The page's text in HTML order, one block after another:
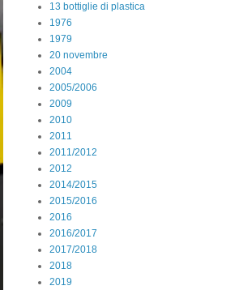
13 bottiglie di plastica
1976
1979
20 novembre
2004
2005/2006
2009
2010
2011
2011/2012
2012
2014/2015
2015/2016
2016
2016/2017
2017/2018
2018
2019